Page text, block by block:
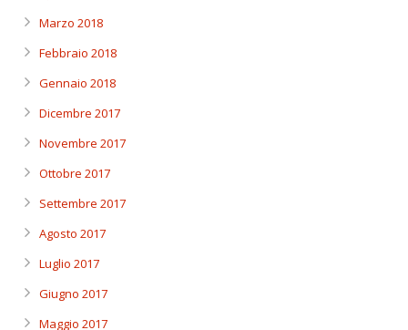
Marzo 2018
Febbraio 2018
Gennaio 2018
Dicembre 2017
Novembre 2017
Ottobre 2017
Settembre 2017
Agosto 2017
Luglio 2017
Giugno 2017
Maggio 2017